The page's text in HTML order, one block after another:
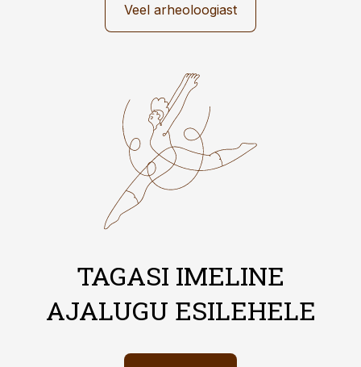
Veel arheoloogiast
TAGASI IMELINE
AJALUGU ESILEHELE